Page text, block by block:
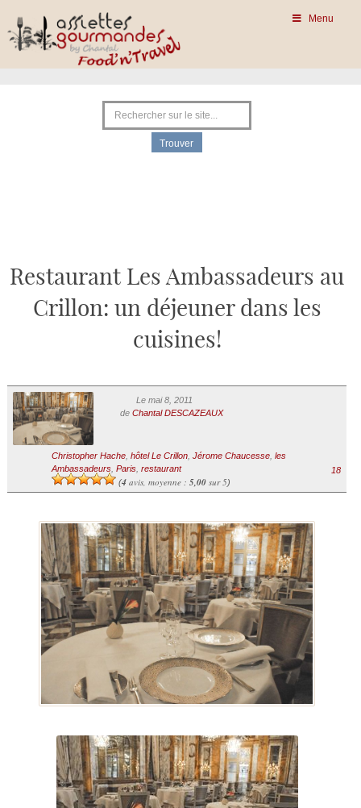
Menu
Restaurant Les Ambassadeurs au
Crillon: un déjeuner dans les
cuisines!
Le mai 8, 2011
de Chantal DESCAZEAUX
Christopher Hache, hôtel Le Crillon, Jérome Chaucesse, les
Ambassadeurs, Paris, restaurant
(4avis, moyenne : 5,00sur 5)
18